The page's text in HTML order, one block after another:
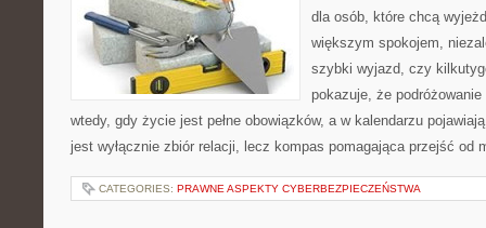
dla osób, które chcą
większym spokojem,
szybki wyjazd, czy
pokazuje, że
wtedy, gdy życie jest pełne obowiązków, a w kalendarzu
jest wyłącznie zbiór relacji, lecz kompas pomagająca przejść od
CATEGORIES: PRAWNE ASPEKTY CYBERBEZPIECZEŃSTWA